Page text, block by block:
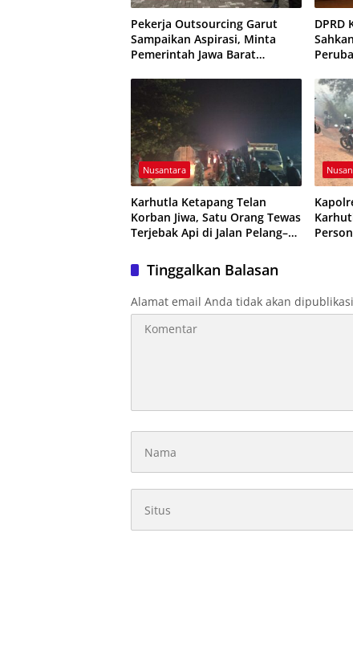
Pekerja Outsourcing Garut
Sampaikan Aspirasi, Minta
Pemerintah Jawa Barat
DPRD
Nusantara
Karhutla Ketapang Telan
Korban Jiwa, Satu Orang Tewas
Terjebak Api di Jalan Pelang–
Tinggalkan Balasan
Alamat email Anda tidak akan